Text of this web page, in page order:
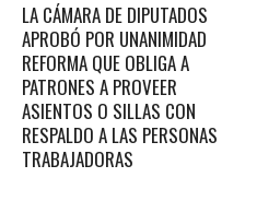
LA CÁMARA DE DIPUTADOS
APROBÓ POR UNANIMIDAD
REFORMA QUE OBLIGA A
PATRONES A PROVEER
ASIENTOS O SILLAS CON
RESPALDO A LAS PERSONAS
TRABAJADORAS